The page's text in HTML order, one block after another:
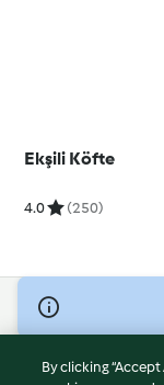
Ekşili Köfte
4.0 (250)
© Copyright 2026
Terms of Service
By clicking